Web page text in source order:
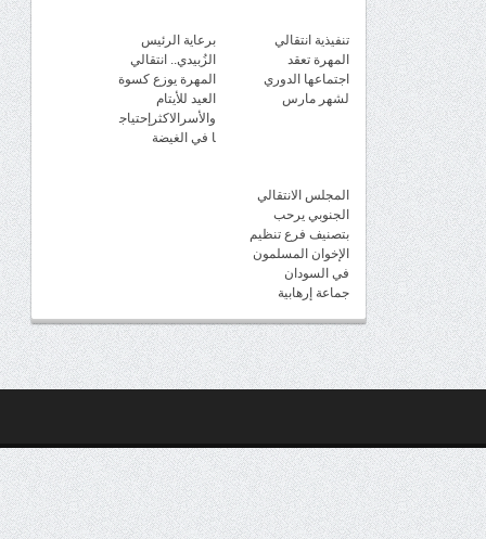
تنفيذية انتقالي
المهرة تعقد
اجتماعها الدوري
لشهر مارس
برعاية الرئيس
الزُبيدي.. انتقالي
المهرة يوزع كسوة
العيد للأيتام
والأسرالاكثرإحتياج
ا في الغيضة
المجلس الانتقالي
الجنوبي يرحب
بتصنيف فرع تنظيم
الإخوان المسلمون
في السودان
جماعة إرهابية